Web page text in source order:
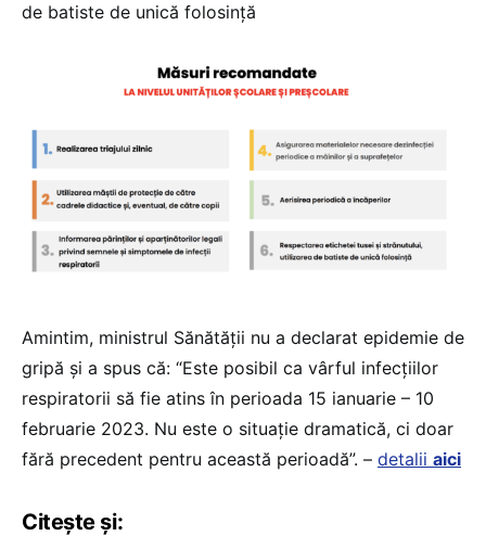
de batiste de unică folosință
Amintim, ministrul Sănătății nu a declarat epidemie de
gripă și a spus că: “Este posibil ca vârful infecțiilor
respiratorii să fie atins în perioada 15 ianuarie – 10
februarie 2023. Nu este o situație dramatică, ci doar
fără precedent pentru această perioadă”. – detalii aici
Citește și: